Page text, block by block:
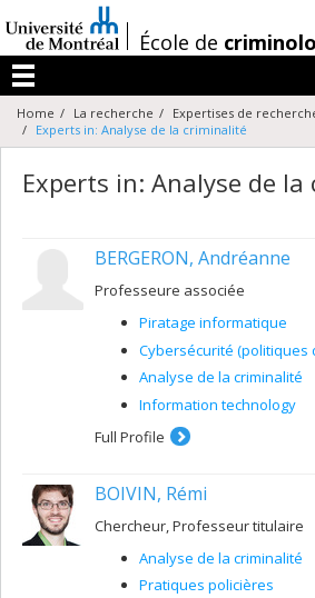
au
contenu
/École de
Menu
Home La recherche
Expertises de
Experts in: Analyse de la criminalité
Experts in: Analyse de
BERGERON, Andréanne
Professeure associée
Piratage informatique
Cybersécurité (politiques
Analyse de la criminalité
Information technology
Full Profile
BOIVIN, Rémi
Chercheur, Professeur titulaire
Analyse de la criminalité
Pratiques policières